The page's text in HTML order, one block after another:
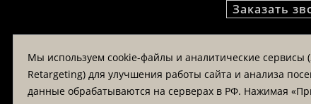
Заказать
Вся информация
представлена
Мы используем cookie-файлы и аналитические сервисы
Retargeting) для улучшения работы сайта и анализа
данные обрабатываются на серверах в РФ. Нажимая